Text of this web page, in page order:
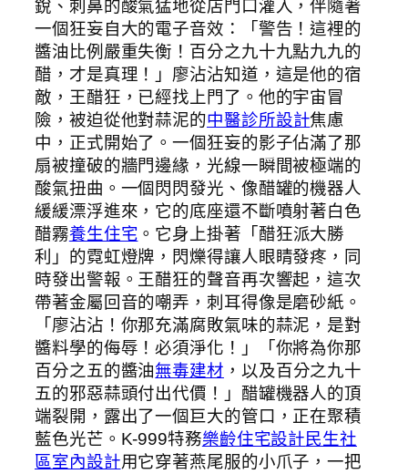
銳、刺鼻的酸氣猛地從店門口灌入，伴隨著
一個狂妄自大的電子音效：「警告！這裡的
醬油比例嚴重失衡！百分之九十九點九九的
醋，才是真理！」廖沾沾知道，這是他的宿
敵，王醋狂，已經找上門了。他的宇宙冒
險，被迫從他對蒜泥的中醫診所設計焦慮
中，正式開始了。一個狂妄的影子佔滿了那
扇被撞破的牆門邊緣，光線一瞬間被極端的
酸氣扭曲。一個閃閃發光、像醋罐的機器人
緩緩漂浮進來，它的底座還不斷噴射著白色
醋霧養生住宅 。它身上掛著「醋狂派大勝
利」的霓虹燈牌，閃爍得讓人眼睛發疼，同
時發出警報。王醋狂的聲音再次響起，這次
帶著金屬回音的嘲弄，刺耳得像是磨砂紙。
「廖沾沾！你那充滿腐敗氣味的蒜泥，是對
醬料學的侮辱！必須淨化！」「你將為你那
百分之五的醬油無毒建材 ，以及百分之九十
五的邪惡蒜頭付出代價！」醋罐機器人的頂
端裂開，露出了一個巨大的管口，正在聚積
藍色光芒。K-999特務樂齡住宅設計民生社
區室內設計用它穿著燕尾服的小爪子，一把